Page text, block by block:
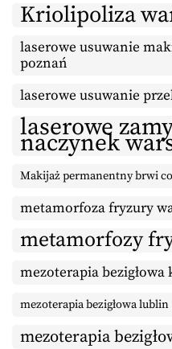
Kriolipoliza
laserowe usuwanie
poznań
laserowe usuwanie
laserowe
naczynek
Makijaż permanentny brwi
metamorfoza fryzury
metamorfozy
mezoterapia bezigłowa
mezoterapia bezigłowa lublin
mezoterapia